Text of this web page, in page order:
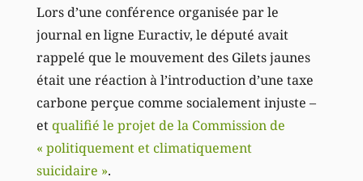
Lors d’une conférence organisée par le
journal en ligne Euractiv, le député avait
rappelé que le mouvement des Gilets jaunes
était une réaction à l’introduction d’une taxe
carbone perçue comme socialement injuste –
etqualifié le projet de la Commission de
« politiquement et climatiquement
suicidaire ».